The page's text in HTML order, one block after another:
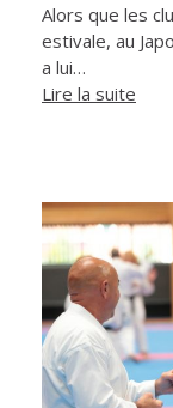
Alors que les
estivale, au
a lui…
Lire la suite